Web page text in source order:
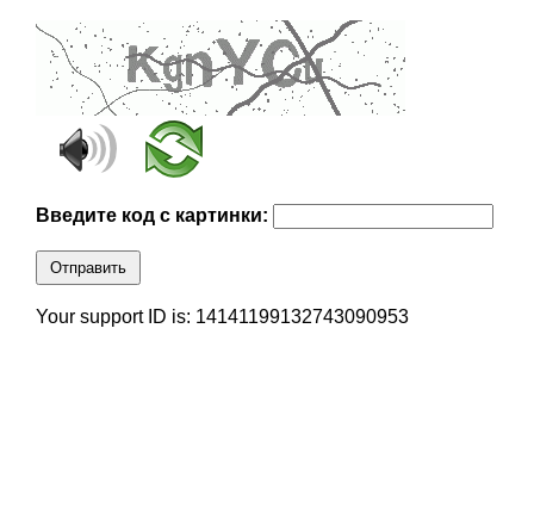
Введите код с картинки:
Отправить
Your support ID is: 14141199132743090953